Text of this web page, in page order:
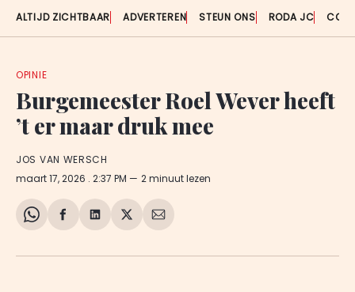
ALTIJD ZICHTBAAR ADVERTEREN STEUN ONS RODA JC
OPINIE
Burgemeester Roel Wever heeft
’t er maar druk mee
JOS VAN WERSCH
maart 17, 2026 . 2:37 PM 2 minuut lezen
Share
WhatsApp
Delen
Facebook
Delen
LinkedIn
Share
X
Deel
E-